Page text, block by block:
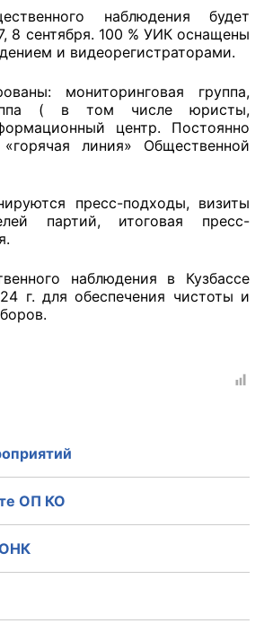
наблюдения будет
8 сентября. 100 % УИК оснащены
и видеорегистраторами.
мониторинговая группа,
( в том числе юристы,
центр. Постоянно
линия» Общественной
пресс-подходы, визиты
партий, итоговая пресс-
наблюдения в Кузбассе
г. для обеспечения чистоты и
ОП КО
ОНК